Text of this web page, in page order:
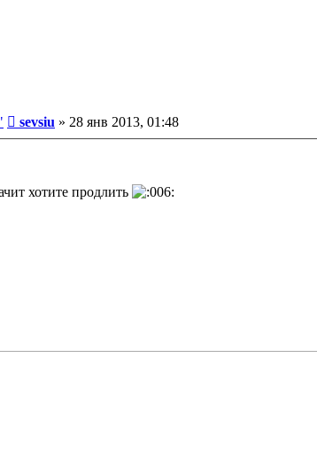
Сообщение
sevsiu » 28 янв 2013, 01:48
хотите продлить